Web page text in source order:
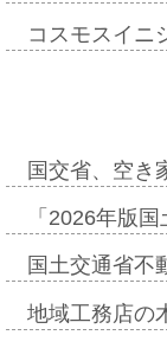
コスモスイニ
国交省、空き
「2026年版
国土交通省不
地域工務店の